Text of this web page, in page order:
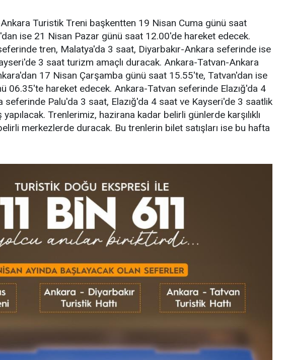
Turistik Treni başkentten 19 Nisan Cuma günü saat
ise 21 Nisan Pazar günü saat 12.00'de hareket edecek.
tren, Malatya'da 3 saat, Diyarbakır-Ankara seferinde ise
3 saat turizm amaçlı duracak. Ankara-Tatvan-Ankara
17 Nisan Çarşamba günü saat 15.55'te, Tatvan'dan ise
06.35'te hareket edecek. Ankara-Tatvan seferinde Elazığ'da 4
seferinde Palu'da 3 saat, Elazığ'da 4 saat ve Kayseri'de 3 saatlik
Trenlerimiz, hazirana kadar belirli günlerde karşılıklı
merkezlerde duracak. Bu trenlerin bilet satışları ise bu hafta